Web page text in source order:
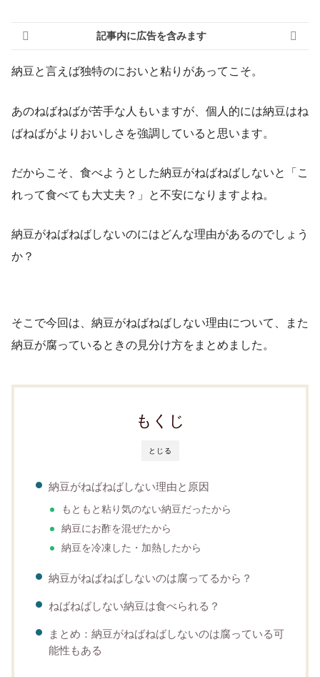
記事内に広告を含みます
納豆と言えば独特のにおいと粘りがあってこそ。
あのねばねばが苦手な人もいますが、個人的には納豆はね
ばねばがよりおいしさを強調していると思います。
だからこそ、食べようとした納豆がねばねばしないと「こ
れって食べても大丈夫？」と不安になりますよね。
納豆がねばねばしないのにはどんな理由があるのでしょう
か？
そこで今回は、納豆がねばねばしない理由について、また
納豆が腐っているときの見分け方をまとめました。
とじる
もくじ
納豆がねばねばしない理由と原因
もともと粘り気のない納豆だったから
納豆にお酢を混ぜたから
納豆を冷凍した・加熱したから
納豆がねばねばしないのは腐ってるから？
ねばねばしない納豆は食べられる？
まとめ：納豆がねばねばしないのは腐っている可
能性もある